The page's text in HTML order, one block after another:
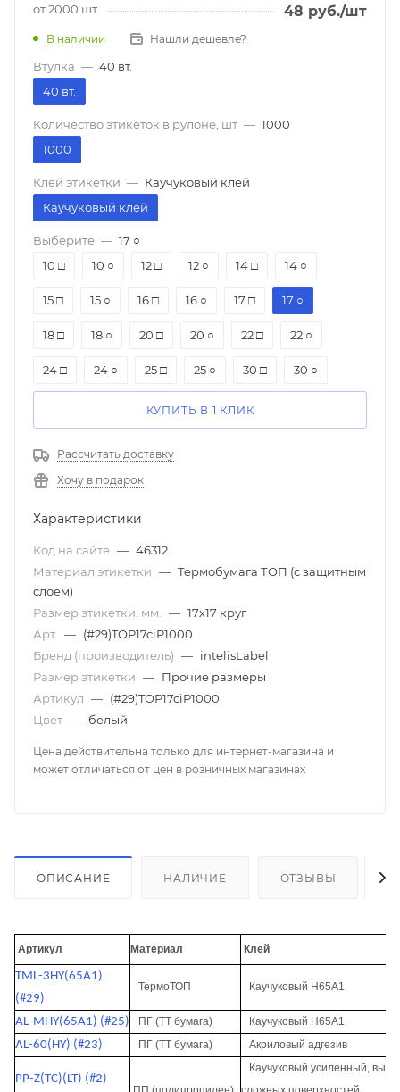
от 2000 шт 48 руб./шт
В наличии Нашли дешевле?
Втулка — 40 вт.
40 вт.
Количество этикеток в рулоне, шт — 1000
1000
Клей этикетки — Каучуковый клей
Каучуковый клей
Выберите — 17 ○
10 □
10 ○ 12 □ 12 ○ 14 □ 14 ○
15 □ 15 ○ 16 □ 16 ○ 17 □ 17 ○
18 □ 18 ○ 20 □ 20 ○ 22 □ 22 ○
24 □ 24 ○ 25 □ 25 ○ 30 □ 30 ○
КУПИТЬ В 1 КЛИК
Рассчитать доставку
Хочу в подарок
Характеристики
Код на сайте — 46312
Материал этикетки — Термобумага ТОП (с защитным
слоем)
Размер этикетки, мм.
— 17х17 круг
Арт.
— (#29)TOP17ciP1000
Бренд (производитель) — intelisLabel
Размер этикетки — Прочие размеры
Артикул — (#29)TOP17ciP1000
Цвет — белый
Цена действительна только для интернет-магазина и
может отличаться от цен в розничных магазинах
ОПИСАНИЕ НАЛИЧИЕ ОТЗЫВЫ
Артикул Материал Клей
TML-3HY(65A1)
(#29)
ТермоТОП Каучуковый H65A1
AL-MHY(65A1) (#25) ПГ (ТТ бумага) Каучуковый H65A1
AL-60(HY) (#23) ПГ (ТТ бумага) Акриловый адгезив
PP-Z(TC)(LT) (#2)
Каучуковый усиленный,